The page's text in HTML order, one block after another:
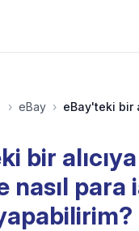
› eBay ›
bir
nasıl para